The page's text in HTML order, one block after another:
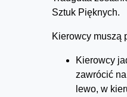
Sztuk Pięknych.
Kierowcy muszą
Kierowcy
zawrócić
lewo, w